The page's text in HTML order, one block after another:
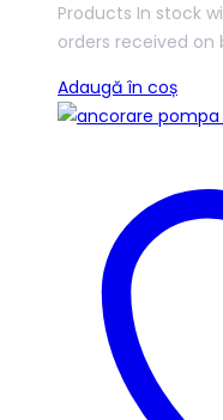
Products In stock
orders received on
Adaugă în coș